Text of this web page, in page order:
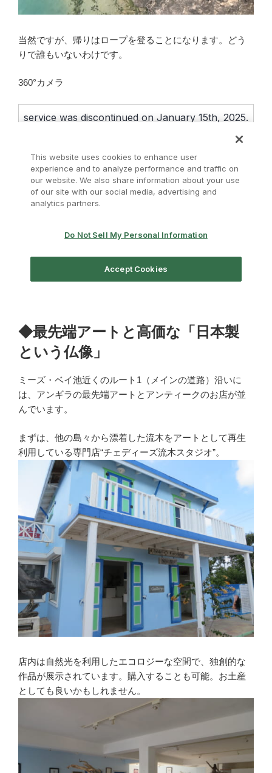
当然ですが、帰りはロープを登ることになります。どう
りで誰もいないわけです。
360°カメラ
◆最先端アートと高価な「日本製
という仏像」
ミーズ・ベイ池近くのルート1（メインの道路）沿いに
は、アンギラの最先端アートとアンティークのお店が並
んでいます。
まずは、他の島々から漂着した流木をアートとして再生
利用している専門店“チェディーズ流木スタジオ”。
店内は自然光を利用したエコロジーな空間で、独創的な
作品が展示されています。購入することも可能。お土産
としても良いかもしれません。